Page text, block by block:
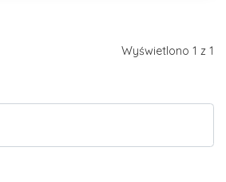
Wyświetlono 1 z 1